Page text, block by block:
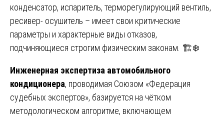
конденсатор, испаритель, терморегулирующий вентиль,
ресивер- осушитель – имеет свои критические
параметры и характерные виды отказов,
подчиняющиеся строгим физическим законам. 🏗️❄️
Инженерная экспертиза автомобильного
кондиционера, проводимая Союзом «Федерация
судебных экспертов», базируется на чётком
методологическом алгоритме, включающем